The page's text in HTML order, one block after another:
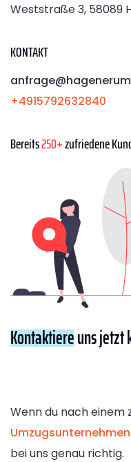
Weststraße 3, 58089
KONTAKT
+4915792632840
Bereits250+zufriedene
Kontaktiereuns jetzt
Wenn du nach einem
bei uns genau richtig.